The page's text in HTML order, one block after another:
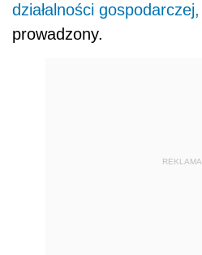
działalności gospodarczej,
prowadzony.
REKLAMA